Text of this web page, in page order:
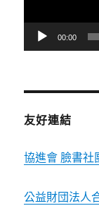
00:00
友好連結
協進會 臉書
公益財団法人